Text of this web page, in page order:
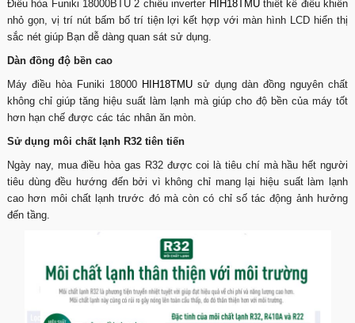
Điều hòa Funiki 18000BTU 2 chiều inverter HIH18TMU thiết kế điều khiển
nhỏ gọn, vị trí nút bấm bố trí tiện lợi kết hợp với màn hình LCD hiển thị
sắc nét giúp Bạn dễ dàng quan sát sử dụng.
Dàn đồng độ bền cao
Máy điều hòa Funiki 18000 HIH18TMU sử dụng dàn đồng nguyên chất
không chỉ giúp tăng hiệu suất làm lạnh mà giúp cho độ bền của máy tốt
hơn hạn chế được các tác nhân ăn mòn.
Sử dụng môi chất lạnh R32 tiên tiến
Ngày nay, mua điều hòa gas R32 được coi là tiêu chí mà hầu hết người
tiêu dùng đều hướng đến bởi vì không chỉ mang lại hiệu suất làm lạnh
cao hơn môi chất lạnh trước đó mà còn có chỉ số tác động ảnh hưởng
đến tầng.